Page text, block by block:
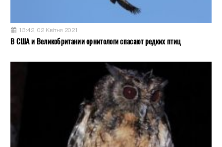
13:42, 02 Квітня 2021
В США и Великобритании орнитологи спасают редких птиц